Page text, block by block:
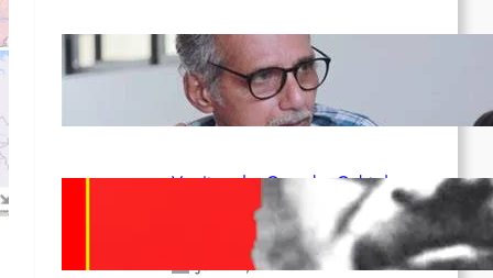
Indien: „Die Politik der
Kapitulation“ von K. Murali (Ajith)
Juli 1, 2026
Vorsitzender Gonzalo: Gebt das
Leben für die Partei und die
Juni 19, 2026